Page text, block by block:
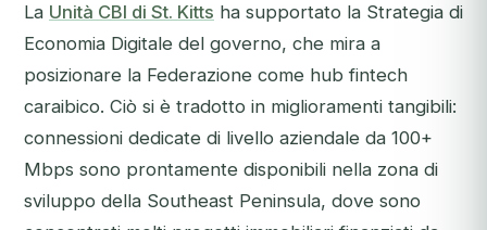
La Unità CBI di St. Kitts ha supportato la Strategia di
Economia Digitale del governo, che mira a
posizionare la Federazione come hub fintech
caraibico. Ciò si è tradotto in miglioramenti tangibili:
connessioni dedicate di livello aziendale da 100+
Mbps sono prontamente disponibili nella zona di
sviluppo della Southeast Peninsula, dove sono